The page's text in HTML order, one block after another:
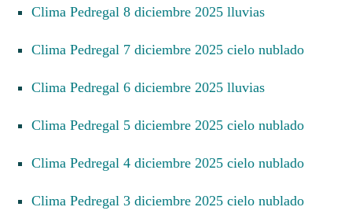
Clima Pedregal 8 diciembre 2025 lluvias
Clima Pedregal 7 diciembre 2025 cielo nublado
Clima Pedregal 6 diciembre 2025 lluvias
Clima Pedregal 5 diciembre 2025 cielo nublado
Clima Pedregal 4 diciembre 2025 cielo nublado
Clima Pedregal 3 diciembre 2025 cielo nublado